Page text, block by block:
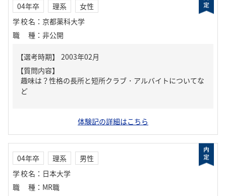
04年卒 理系
女性
学校名 ： 京都薬科大学
職種 ： 非公開
【質問内容】
趣味は？性格の長所と短所クラブ・アルバイトについてな
ど
体験記の詳細はこちら
04年卒 理系
男性
学校名 ： 日本大学
職種 ： MR職